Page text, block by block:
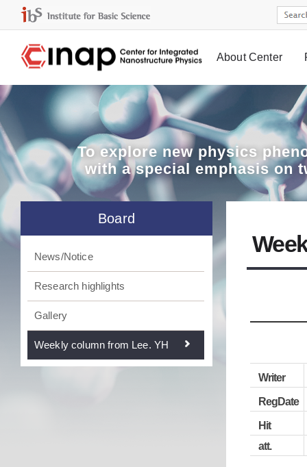
About Center
To explorenew physics
with a special emphasis on
Board
News/Notice
Research highlights
Gallery
Weekly column from Lee. YH
Writer
RegDate
Hit
att.